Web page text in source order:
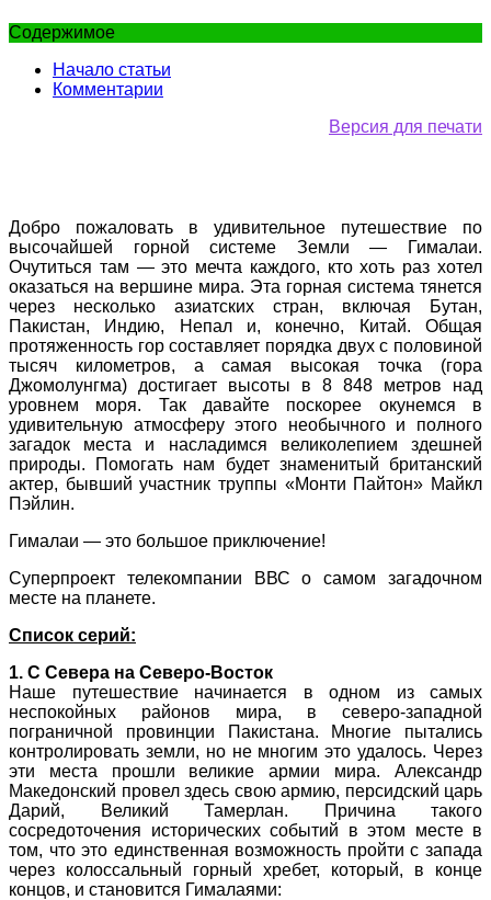
Содержимое
Начало статьи
Комментарии
Версия для печати
Добро пожаловать в удивительное путешествие по
высочайшей горной системе Земли — Гималаи.
Очутиться там — это мечта каждого, кто хоть раз хотел
оказаться на вершине мира. Эта горная система тянется
через несколько азиатских стран, включая Бутан,
Пакистан, Индию, Непал и, конечно, Китай. Общая
протяженность гор составляет порядка двух с половиной
тысяч километров, а самая высокая точка (гора
Джомолунгма) достигает высоты в 8 848 метров над
уровнем моря. Так давайте поскорее окунемся в
удивительную атмосферу этого необычного и полного
загадок места и насладимся великолепием здешней
природы. Помогать нам будет знаменитый британский
актер, бывший участник труппы «Монти Пайтон» Майкл
Пэйлин.
Гималаи — это большое приключение!
Суперпроект телекомпании ВВС о самом загадочном
месте на планете.
Список серий:
1. С Севера на Северо-Восток
Наше путешествие начинается в одном из самых
неспокойных районов мира, в северо-западной
пограничной провинции Пакистана. Многие пытались
контролировать земли, но не многим это удалось. Через
эти места прошли великие армии мира. Александр
Македонский провел здесь свою армию, персидский царь
Дарий, Великий Тамерлан. Причина такого
сосредоточения исторических событий в этом месте в
том, что это единственная возможность пройти с запада
через колоссальный горный хребет, который, в конце
концов, и становится Гималаями: